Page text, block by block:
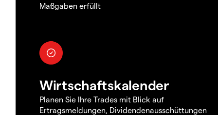
Maßgaben erfüllt
Wirtschaftskalender
Planen Sie Ihre Trades mit Blick auf
Ertragsmeldungen, Dividendenausschüttungen